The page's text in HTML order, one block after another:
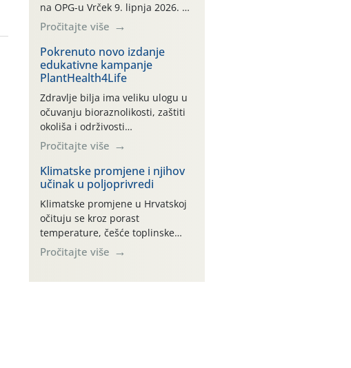
na OPG-u Vrček 9. lipnja 2026. u
Varaždinu, održana je
interaktivna radionica pod
nazivom “Klimatski pametne
prakse u ratarstvu i svinjogojstvu
uz diversifikaciju proizvodnje”.
Radionica je organizirana u
sklopu međunarodnog projekta
Climate Farm Demo (CFD) te
okoliš“ i „Ratarstvo“. Ovaj
demonstracijski događaj, […]
Pročitajte više
Pokrenuto novo izdanje
edukativne kampanje
PlantHealth4Life
Zdravlje bilja ima veliku ulogu u
očuvanju bioraznolikosti, zaštiti
okoliša i održivosti
poljoprivredne proizvodnje.
PlantHealth4Life potiče građane
na odgovorno ponašanje kako bi
se smanjio rizik od unosa i
širenja štetnih organizama bilja.
Pročitajte više
Klimatske promjene i njihov
učinak u poljoprivredi
Klimatske promjene u Hrvatskoj
očituju se kroz porast
temperature, češće toplinske
valove, suše, poplave i podizanje
razine mora. Utjecaji su
Pročitajte više